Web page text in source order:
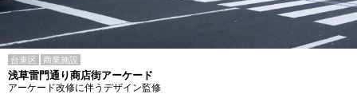
台東区 商業施設
浅草雷門通り商店街アーケード
アーケード改修に伴うデザイン監修